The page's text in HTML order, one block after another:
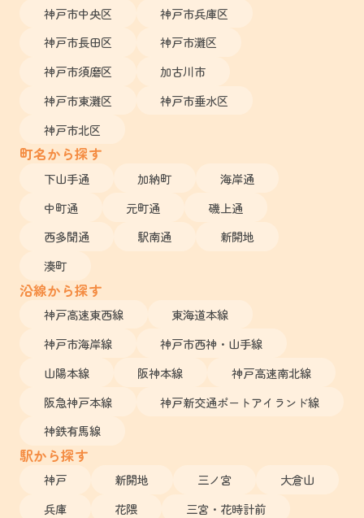
神戸市中央区
神戸市兵庫区
神戸市長田区
神戸市灘区
神戸市須磨区
加古川市
神戸市東灘区
神戸市垂水区
神戸市北区
町名から探す
下山手通 加納町
海岸通
中町通
元町通
磯上通
西多聞通
駅南通
新開地
湊町
沿線から探す
神戸高速東西線
東海道本線
神戸市海岸線
神戸市西神・山手線
山陽本線
阪神本線
神戸高速南北線
阪急神戸本線
神戸新交通ポートアイランド線
神鉄有馬線
駅から探す
神戸 新開地 三ノ宮
大倉山
兵庫
花隈
三宮・花時計前